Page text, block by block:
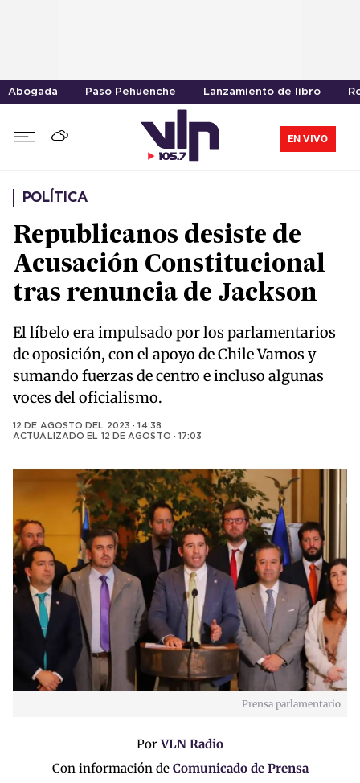
Abogada Paso Pehuenche Lanzamiento de libro
EN VIVO
POLÍTICA
Republicanos desiste de
Acusación Constitucional
tras renuncia de Jackson
El líbelo era impulsado por los parlamentarios
de oposición, con el apoyo de Chile Vamos y
sumando fuerzas de centro e incluso algunas
voces del oficialismo.
12 DE AGOSTO DEL 2023 · 14:38
ACTUALIZADO EL 12 DE AGOSTO · 17:03
Prensa parlamentario
PorVLN Radio
Con información de Comunicado de Prensa